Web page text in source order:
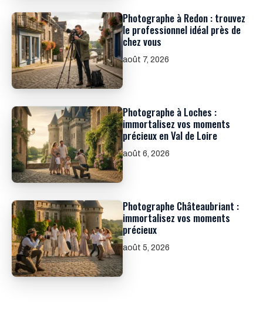
Photographe à Redon : trouvez
le professionnel idéal près de
chez vous
août 7, 2026
Photographe à Loches :
immortalisez vos moments
précieux en Val de Loire
août 6, 2026
Photographe Châteaubriant :
immortalisez vos moments
précieux
août 5, 2026